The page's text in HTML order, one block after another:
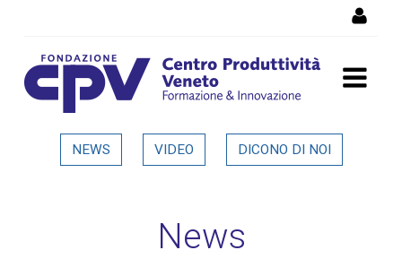
Arte Orafa - Dettaglio in
NEWS VIDEO DICONO DI NOI
News